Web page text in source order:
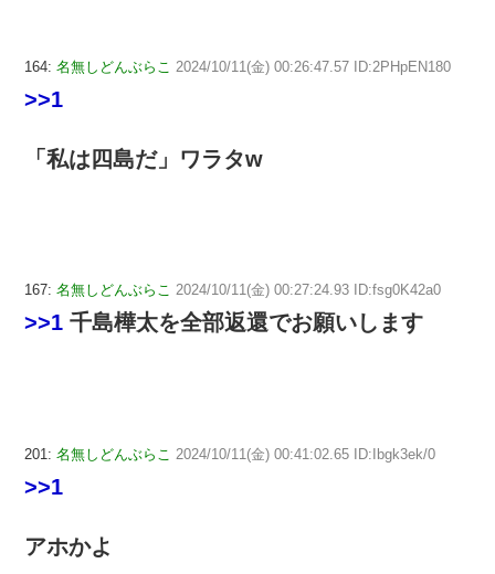
164: 名無しどんぶらこ 2024/10/11(金) 00:26:47.57 ID:2PHpEN180
>>1
「私は四島だ」ワラタw
167: 名無しどんぶらこ 2024/10/11(金) 00:27:24.93 ID:fsg0K42a0
>>1 千島樺太を全部返還でお願いします
201: 名無しどんぶらこ 2024/10/11(金) 00:41:02.65 ID:Ibgk3ek/0
>>1
アホかよ